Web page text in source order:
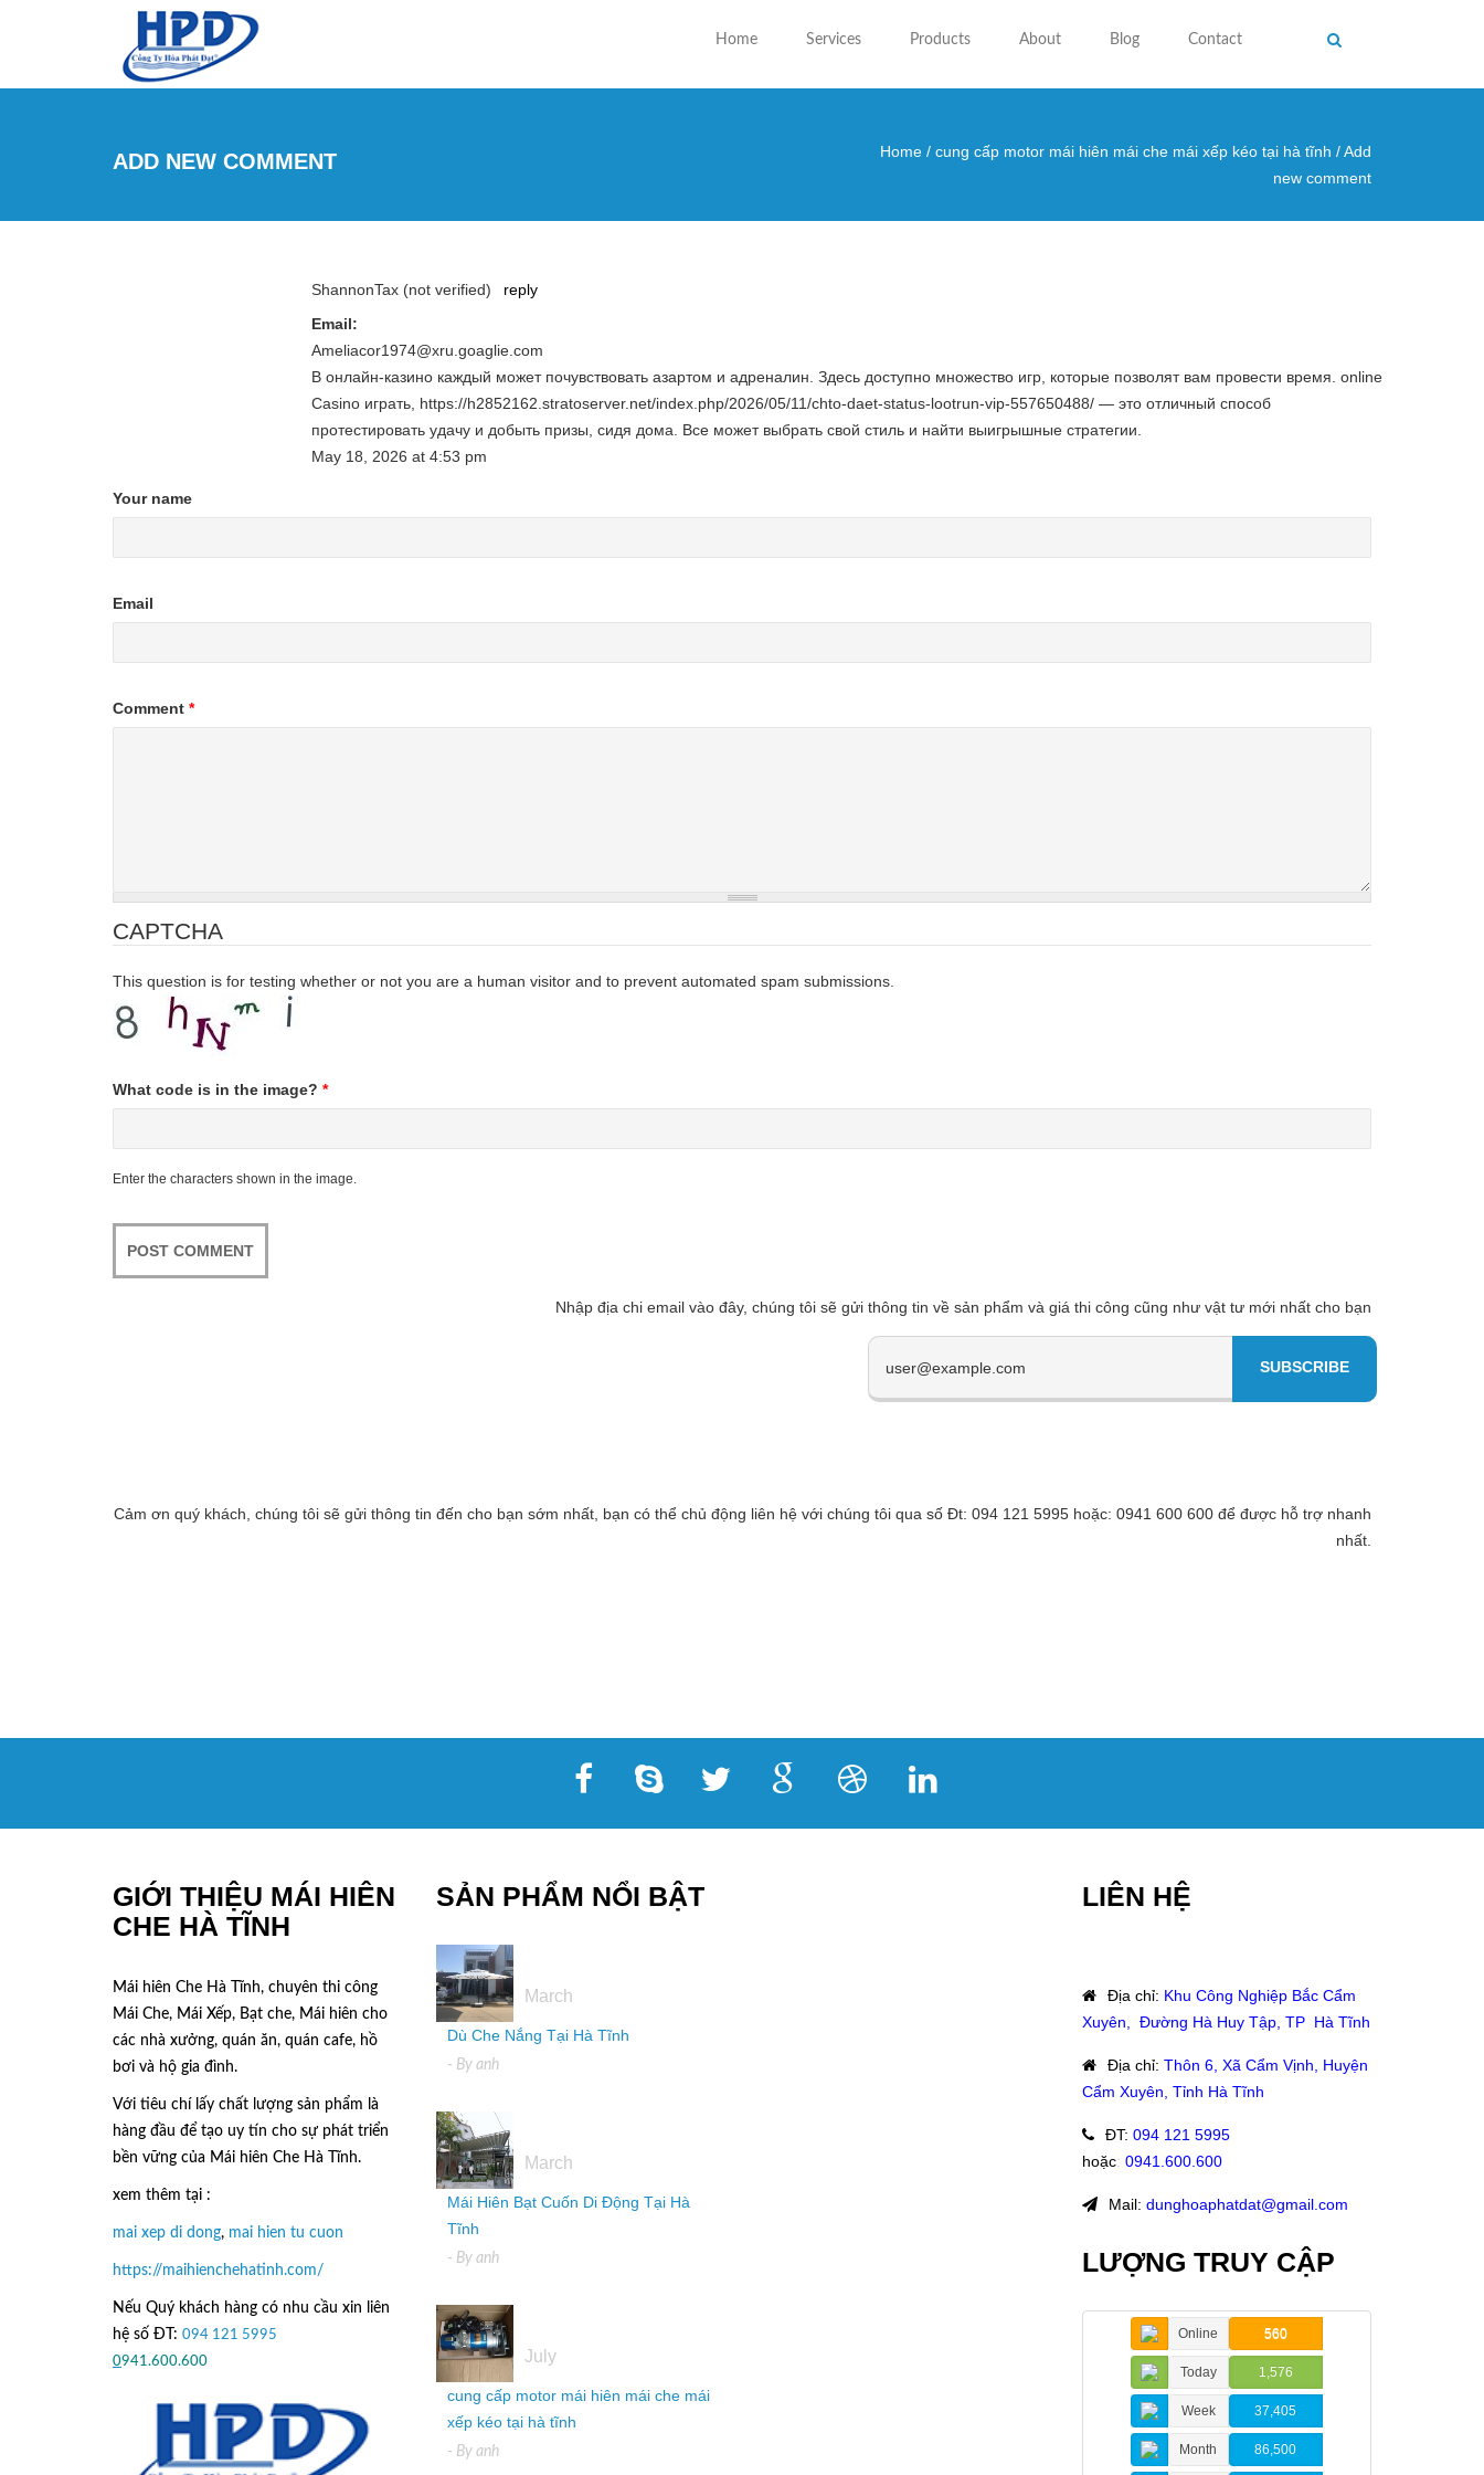
Skip to main content
Home Services Products About Blog Contact
ADD NEW COMMENT You are here
Home / cung cấp motor mái hiên mái che mái xếp kéo tại hà tĩnh /Add
new comment
ShannonTax (not verified)
reply
Email:
Ameliacor1974@xru.goaglie.com
В онлайн-казино каждый может почувствовать азартом и адреналин. Здесь доступно множество игр, которые позволят вам провести время. online
Casino играть, https://h2852162.stratoserver.net/index.php/2026/05/11/chto-daet-status-lootrun-vip-557650488/ — это отличный способ
протестировать удачу и добыть призы, сидя дома. Все может выбрать свой стиль и найти выигрышные стратегии.
May 18, 2026 at 4:53 pm
Your name
Email
Comment *
CAPTCHA
This question is for testing whether or not you are a human visitor and to prevent automated spam submissions.
What code is in the image? *
Enter the characters shown in the image.
Nhập địa chi email vào đây, chúng tôi sẽ gửi thông tin về sản phẩm và giá thi công cũng như vật tư mới nhất cho bạn
Cảm ơn quý khách, chúng tôi sẽ gửi thông tin đến cho bạn sớm nhất, bạn có thể chủ động liên hệ với chúng tôi qua số Đt: 094 121 5995 hoặc: 0941 600 600 để được hỗ trợ nhanh
nhất.
GIỚI THIỆU MÁI HIÊN
CHE HÀ TĨNH
Mái hiên Che Hà Tĩnh, chuyên thi công
Mái Che, Mái Xếp, Bạt che, Mái hiên cho
các nhà xưởng, quán ăn, quán cafe, hồ
bơi và hộ gia đình.
Với tiêu chí lấy chất lượng sản phẩm là
hàng đầu để tạo uy tín cho sự phát triển
bền vững của Mái hiên Che Hà Tĩnh.
xem thêm tại :
mai xep di dong, mai hien tu cuon
https://maihienchehatinh.com/
Nếu Quý khách hàng có nhu cầu xin liên
hệ số ĐT: 094 121 5995
0941.600.600
SẢN PHẨM NỔI BẬT
March
Dù Che Nắng Tại Hà Tĩnh
- By anh
March
Mái Hiên Bạt Cuốn Di Động Tại Hà
Tĩnh
- By anh
July
cung cấp motor mái hiên mái che mái
xếp kéo tại hà tĩnh
- By anh
LIÊN HỆ
Địa chỉ: Khu Công Nghiệp Bắc Cẩm
Xuyên, Đường Hà Huy Tập, TP Hà Tĩnh
Địa chỉ: Thôn 6, Xã Cẩm Vịnh, Huyện
Cẩm Xuyên, Tỉnh Hà Tĩnh
ĐT: 094 121 5995
hoặc: 0941.600.600
Mail: dunghoaphatdat@gmail.com
LƯỢNG TRUY CẬP
Online 560
Today 1,576
Week 37,405
Month 86,500